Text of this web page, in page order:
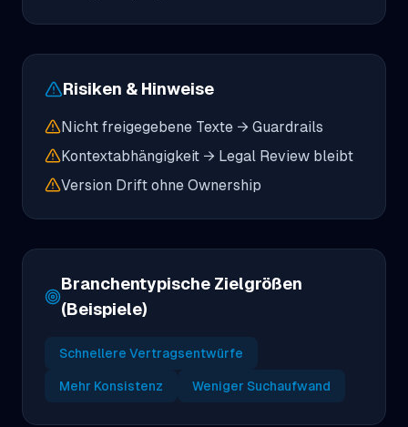
Risiken & Hinweise
Nicht freigegebene Texte → Guardrails
Kontextabhängigkeit → Legal Review bleibt
Version Drift ohne Ownership
Branchentypische Zielgrößen
(Beispiele)
Schnellere Vertragsentwürfe
Mehr Konsistenz Weniger Suchaufwand